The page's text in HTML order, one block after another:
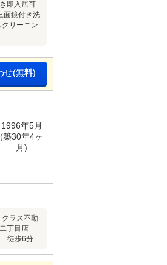
即入居可
面鏡付き洗
リーニン
せ(無料)
1996年5月
(築30年4ヶ
月)
ラス不動
丁目店
徒歩6分